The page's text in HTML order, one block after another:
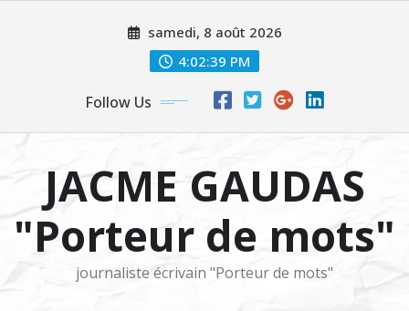
samedi, 8 août 2026
4:02:40 PM
Follow Us
JACME GAUDAS
"Porteur de mots"
journaliste écrivain "Porteur de mots"